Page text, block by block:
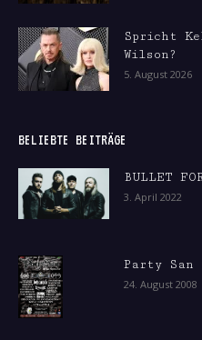
Spricht
Wilson?
5. August 2026
BELIEBTE BEITRÄGE
BULLET
3. April 2022
Party San
24. August 2008